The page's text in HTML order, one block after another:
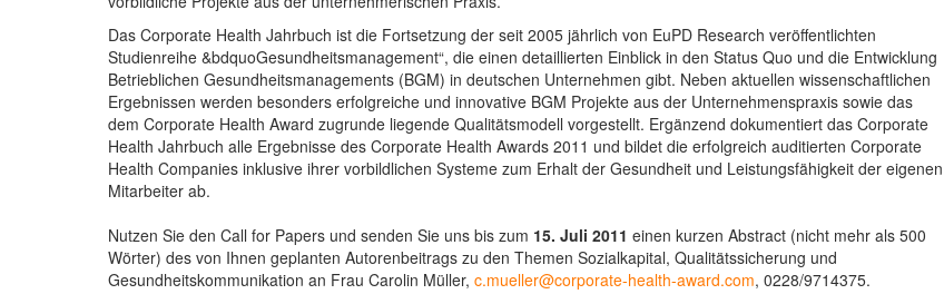
Das Corporate Health Jahrbuch ist die Fortsetzung der seit 2005 jährlich von EuPD Research veröffentlichten
Studienreihe &bdquoGesundheitsmanagement“, die einen detaillierten Einblick in den Status Quo und die Entwicklung
Betrieblichen Gesundheitsmanagements (BGM) in deutschen Unternehmen gibt. Neben aktuellen wissenschaftlichen
Ergebnissen werden besonders erfolgreiche und innovative BGM Projekte aus der Unternehmenspraxis sowie das
dem Corporate Health Award zugrunde liegende Qualitätsmodell vorgestellt. Ergänzend dokumentiert das Corporate
Health Jahrbuch alle Ergebnisse des Corporate Health Awards 2011 und bildet die erfolgreich auditierten Corporate
Health Companies inklusive ihrer vorbildlichen Systeme zum Erhalt der Gesundheit und Leistungsfähigkeit der eigenen
Mitarbeiter ab.
Nutzen Sie den Call for Papers und senden Sie uns bis zum 15. Juli 2011 einen kurzen Abstract (nicht mehr als 500
Wörter) des von Ihnen geplanten Autorenbeitrags zu den Themen Sozialkapital, Qualitätssicherung und
Gesundheitskommunikation an Frau Carolin Müller, c.mueller@corporate-health-award.com, 0228/9714375.